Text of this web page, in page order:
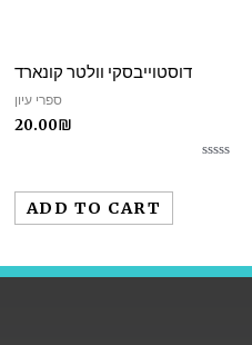
דוסטוייבסקי וולטר קונארד
ספרי עיון
20.00₪
ADD TO CART